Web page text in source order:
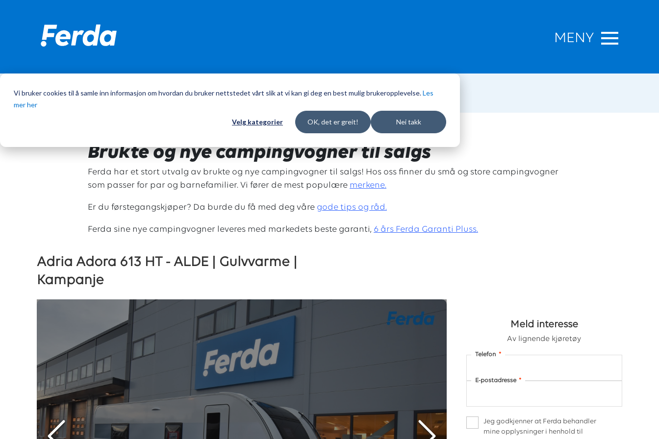
Vi bruker cookies til å samle inn informasjon om hvordan du bruker nettstedet vårt slik at vi kan gi deg en best mulig brukeropplevelse.Les
mer her
Velg kategorier OK, det er greit! Nei takk
MENY
Hjem/Campingvogner
Brukte og nye campingvogner til salgs
Ferda har et stort utvalg av brukte og nye campingvogner til salgs! Hos oss finner du små og store campingvogner
som passer for par og barnefamilier. Vi fører de mest populære merkene.
Er du førstegangskjøper? Da burde du få med deg våre gode tips og råd.
Ferda sine nye campingvogner leveres med markedets beste garanti, 6 års Ferda Garanti Pluss.
Adria Adora 613 HT - ALDE | Gulvvarme |
Kampanje
Meld interesse
Av lignende kjøretøy
Telefon *
E-postadresse *
Jeg godkjenner at Ferda behandler
mine opplysninger i henhold til